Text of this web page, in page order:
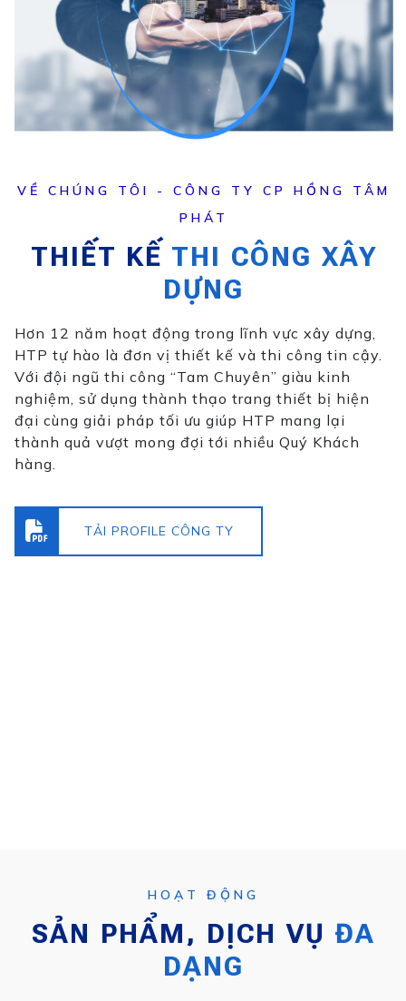
VỀ CHÚNG TÔI - CÔNG TY CP HỒNG TÂM
PHÁT
THIẾT KẾ THI CÔNG XÂY
DỰNG
Hơn 12 năm hoạt động trong lĩnh vực xây dựng,
HTP tự hào là đơn vị thiết kế và thi công tin cậy.
Với đội ngũ thi công “Tam Chuyên” giàu kinh
nghiệm, sử dụng thành thạo trang thiết bị hiện
đại cùng giải pháp tối ưu giúp HTP mang lại
thành quả vượt mong đợi tới nhiều Quý Khách
hàng.
TẢI PROFILE CÔNG TY
HOẠT ĐỘNG
SẢN PHẨM, DỊCH VỤ ĐA
DẠNG